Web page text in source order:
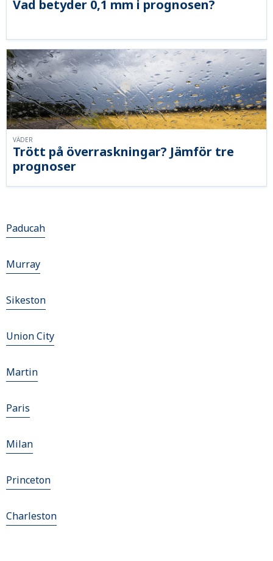
Vad betyder 0,1 mm i prognosen?
Trött på överraskningar? Jämför tre
prognoser
VÄDER
Paducah
Murray
Sikeston
Union City
Martin
Paris
Milan
Princeton
Charleston